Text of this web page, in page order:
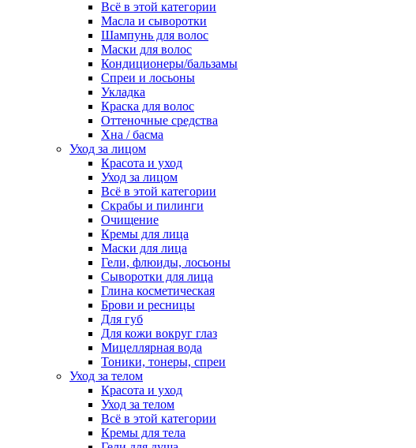
Всё в этой категории
Масла и сыворотки
Шампунь для волос
Маски для волос
Кондиционеры/бальзамы
Спреи и лосьоны
Укладка
Краска для волос
Оттеночные средства
Хна / басма
Уход за лицом
Красота и уход
Уход за лицом
Всё в этой категории
Скрабы и пилинги
Очищение
Кремы для лица
Маски для лица
Гели, флюиды, лосьоны
Сыворотки для лица
Глина косметическая
Брови и ресницы
Для губ
Для кожи вокруг глаз
Мицеллярная вода
Тоники, тонеры, спреи
Уход за телом
Красота и уход
Уход за телом
Всё в этой категории
Кремы для тела